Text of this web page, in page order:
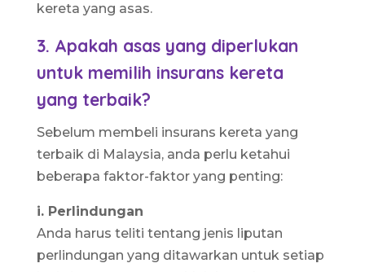
kereta yang asas.
3. Apakah asas yang diperlukan
untuk memilih insurans kereta
yang terbaik?
Sebelum membeli insurans kereta yang
terbaik di Malaysia, anda perlu ketahui
beberapa faktor-faktor yang penting:
i. Perlindungan
Anda harus teliti tentang jenis liputan
perlindungan yang ditawarkan untuk setiap